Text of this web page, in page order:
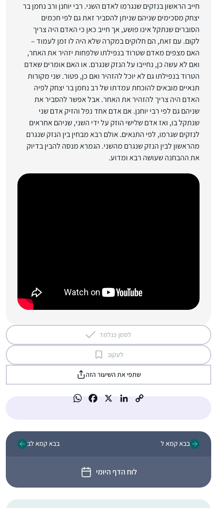
חייב הראשון בנזקים שנגרמו לאדם השני. רבי יוחנן ורב נחמן בר
יצחק מסכימים שניהם שניתן להסביר זאת גם לפי חכמים
הסוברים שנתקל אינו פושע, אך חייב כאן כי האדם היה צריך
לקום. עם זאת, הם חלוקים במקרה שלא היה לו זמן לעמוד –
האם מצפים מאדם שטרוד בנפילתו שלפחות יזהיר את האחר,
ואם לא עשה כן, נחייבו על הנזק שנגרם. או האם אומרים שאדם
הטרוד בנפילתו גם לא יוכל להזהיר ואם כן, פטור. שני מקורות
תנאיים מובאים להוכחת עמדתו של רב נחמן בר יצחק לפיה
האדם היה צריך להזהיר את האחר. אבל אפשר להסביר את
שניהם גם לפי רבי יוחנן. אם אדם אחד נפל והזיק אדם שני
שנתקל בו, ואז אדם שלישי הוזק על ידי השני, שניהם אחראים
לנזקים שגרמו, לפי התנאים. אולם רבא מבחין בין הנזק שנגרם
מהראשון לבין הנזק שנגרם מהשני. הגמרא מנסה להבין בדיוק
את ההבחנה שעושה רבא ומדוע.
לסמן כנלמד
לעקוב
שתפי את השיעור הזה
בבא קמא ל
לוח הדף היומי
בבא קמא לב